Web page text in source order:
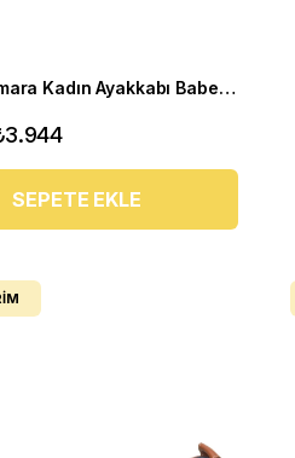
Büyük Numara Kadın Ayakkabı Babet MYG2002 siyah D
SEPETE EKLE